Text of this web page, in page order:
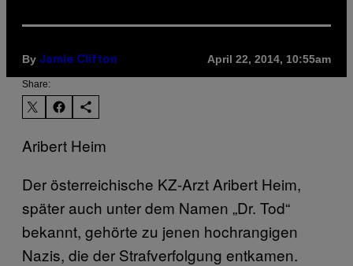
By Jamie Clifton April 22, 2014, 10:55am
Share:
Aribert Heim
Der österreichische KZ-Arzt Aribert Heim,
später auch unter dem Namen „Dr. Tod“
bekannt, gehörte zu jenen hochrangigen
Nazis, die der Strafverfolgung entkamen.